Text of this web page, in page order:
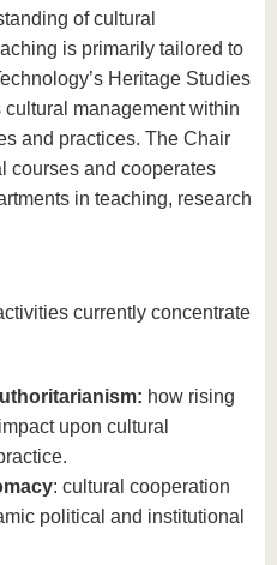
of cultural
is primarily tailored to
Heritage Studies
management within
and practices. The Chair
courses and cooperates
in teaching, research
currently concentrate
how rising
upon cultural
: cultural cooperation
political and institutional